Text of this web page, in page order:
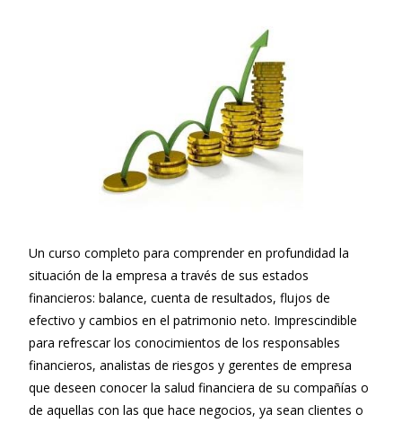
Un curso completo para comprender en profundidad la
situación de la empresa a través de sus estados
financieros: balance, cuenta de resultados, flujos de
efectivo y cambios en el patrimonio neto. Imprescindible
para refrescar los conocimientos de los responsables
financieros, analistas de riesgos y gerentes de empresa
que deseen conocer la salud financiera de su compañías o
de aquellas con las que hace negocios, ya sean clientes o